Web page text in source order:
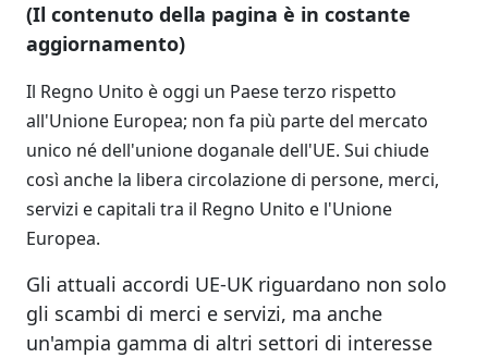
(Il contenuto della pagina è in costante
aggiornamento)
Il Regno Unito è oggi un Paese terzo rispetto
all'Unione Europea; non fa più parte del mercato
unico né dell'unione doganale dell'UE. Sui chiude
così anche la libera circolazione di persone, merci,
servizi e capitali tra il Regno Unito e l'Unione
Europea.
Gli attuali accordi UE-UK riguardano non solo
gli scambi di merci e servizi, ma anche
un'ampia gamma di altri settori di interesse